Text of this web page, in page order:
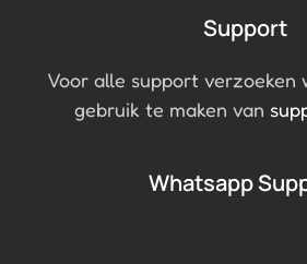
Support
Voor alle support verzoeken
gebruik te maken van
Whatsapp